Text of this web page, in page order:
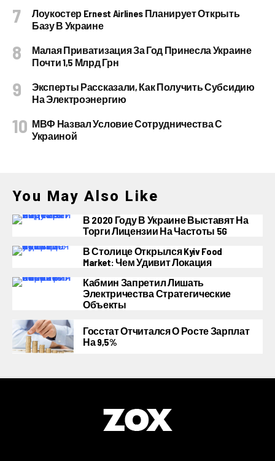
Лоукостер Ernest Airlines Планирует Открыть
Базу В Украине
Малая Приватизация За Год Принесла Украине
Почти 1,5 Млрд Грн
Эксперты Рассказали, Как Получить Субсидию
На Электроэнергию
МВФ Назвал Условие Сотрудничества С
Украиной
You May Also Like
В 2020 Году В Украине Выставят На
Торги Лицензии На Частоты 5G
В Столице Открылся Kyiv Food
Market: Чем Удивит Локация
Кабмин Запретил Лишать
Электричества Стратегические
Объекты
Госстат Отчитался О Росте Зарплат
На 9,5%